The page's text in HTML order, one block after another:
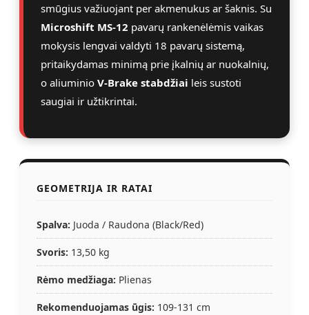
smūgius važiuojant per akmenukus ar šaknis. Su
Microshift MS-12 pavarų rankenėlėmis vaikas
mokysis lengvai valdyti 18 pavarų sistemą,
pritaikydamas minimą prie įkalnių ar nuokalnių,
o aliuminio V-Brake stabdžiai leis sustoti
saugiai ir užtikrintai.
GEOMETRIJA IR RATAI
Spalva: Juoda / Raudona (Black/Red)
Svoris: 13,50 kg
Rėmo medžiaga: Plienas
Rekomenduojamas ūgis: 109-131 cm